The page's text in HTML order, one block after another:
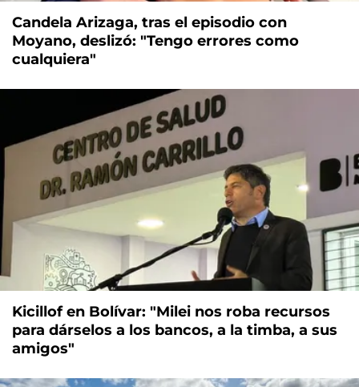
Candela Arizaga, tras el episodio con
Moyano, deslizó: "Tengo errores como
cualquiera"
Kicillof en Bolívar: "Milei nos roba recursos
para dárselos a los bancos, a la timba, a sus
amigos"